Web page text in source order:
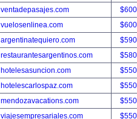
ventadepasajes.com
vuelosenlinea.com
argentinatequiero.com
restaurantesargentinos.com
hotelesasuncion.com
hotelescarlospaz.com
mendozavacations.com
viajesempresariales.com